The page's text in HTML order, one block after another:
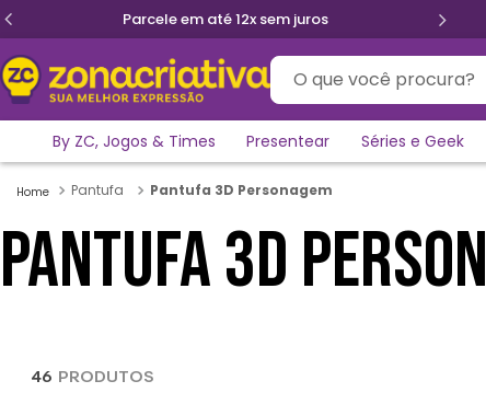
Primeira troca grátis
O que você procura?
By ZC, Jogos & Times Presentear Séries e Geek
Pantufa Pantufa 3D Personagem
PANTUFA 3D
46 PRODUTOS